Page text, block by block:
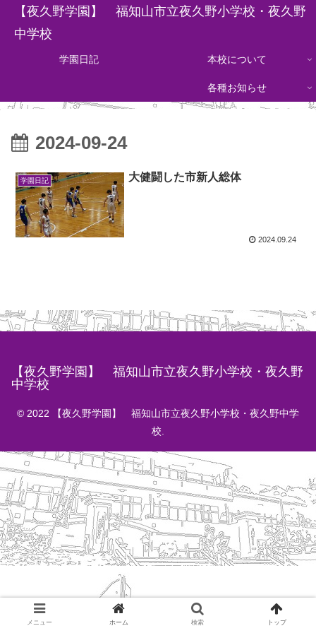
【夜久野学園】 福知山市立夜久野小学校・夜久野
中学校
学園日記 本校について
各種お知らせ
2024-09-24
学園日記 大健闘した市新人総体
2024.09.24
【夜久野学園】 福知山市立夜久野小学校・夜久野
中学校
© 2022 【夜久野学園】 福知山市立夜久野小学校・夜久野中学
校.
メニュー ホーム 検索 トップ